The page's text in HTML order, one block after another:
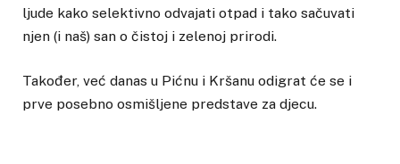
ljude kako selektivno odvajati otpad i tako sačuvati
njen (i naš) san o čistoj i zelenoj prirodi.
Također, već danas u Pićnu i Kršanu odigrat će se i
prve posebno osmišljene predstave za djecu.